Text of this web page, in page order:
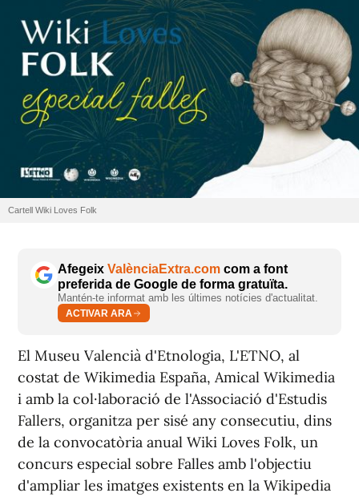
Cartell Wiki Loves Folk
Afegeix ValènciaExtra.com com a font
preferida de Google de forma gratuïta.
Mantén-te informat amb les últimes notícies d'actualitat.
ACTIVAR ARA
El Museu Valencià d'Etnologia, L'ETNO, al
costat de Wikimedia España, Amical Wikimedia
i amb la col·laboració de l'Associació d'Estudis
Fallers, organitza per sisé any consecutiu, dins
de la convocatòria anual Wiki Loves Folk, un
concurs especial sobre Falles amb l'objectiu
d'ampliar les imatges existents en la Wikipedia